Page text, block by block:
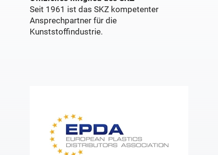
Seit 1961 ist das SKZ kompetenter
Ansprechpartner für die
Kunststoffindustrie.